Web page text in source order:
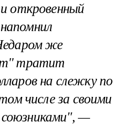
откровенный
же
тратит
на слежку по
числе за своими
—